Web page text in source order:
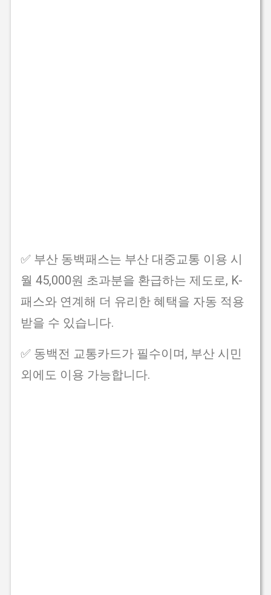
✅ 부산 동백패스는 부산 대중교통 이용 시
월 45,000원 초과분을 환급하는 제도로, K-
패스와 연계해 더 유리한 혜택을 자동 적용
받을 수 있습니다.
✅ 동백전 교통카드가 필수이며, 부산 시민
외에도 이용 가능합니다.